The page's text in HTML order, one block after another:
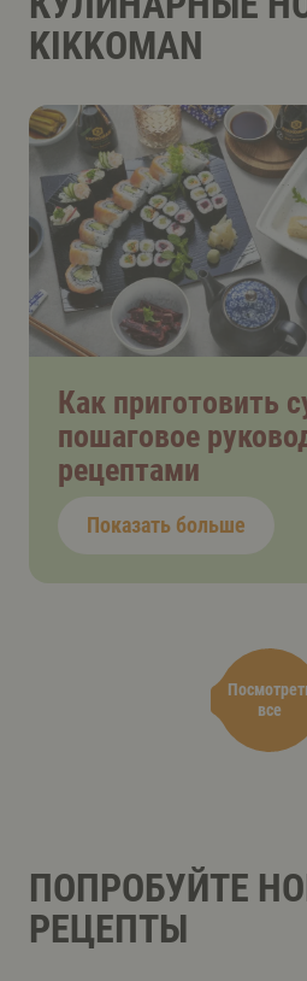
KIKKOMAN
все
Как приготовить
пошаговое
рецептами
Показать больше
ПОПРОБУЙТЕ
РЕЦЕПТЫ